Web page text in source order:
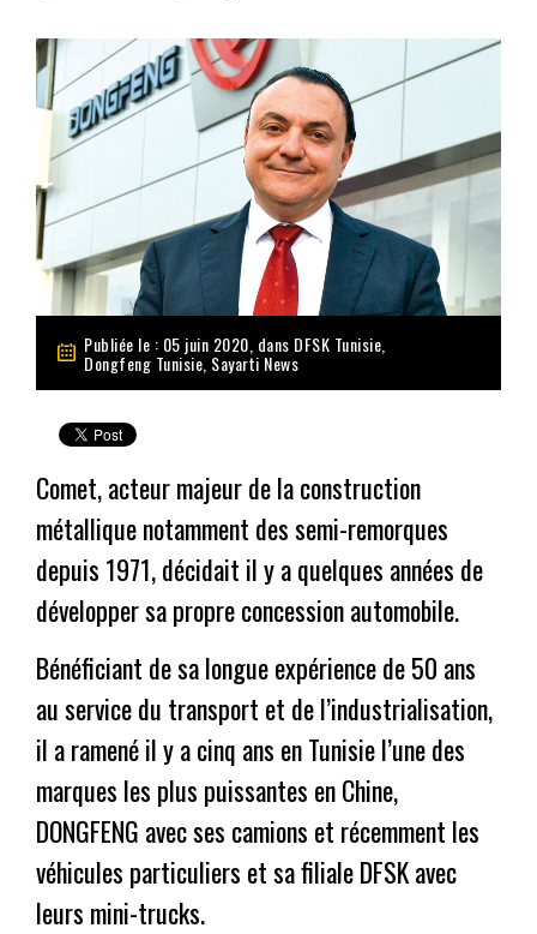
Publiée le : 05 juin 2020, dans DFSK Tunisie
Dongfeng Tunisie Sayarti News
Comet, acteur majeur de la construction
métallique notamment des semi-remorques
depuis 1971, décidait il y a quelques années de
développer sa propre concession automobile.
Bénéficiant de sa longue expérience de 50 ans
au service du transport et de l’industrialisation,
il a ramené il y a cinq ans en Tunisie l’une des
marques les plus puissantes en Chine,
DONGFENG avec ses camions et récemment les
véhicules particuliers et sa filiale DFSK avec
leurs mini-trucks.